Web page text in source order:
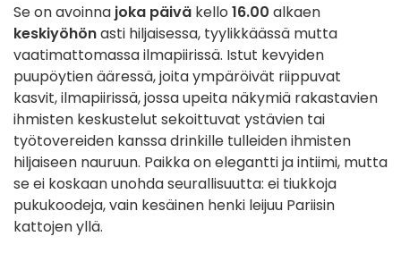
Se on avoinna joka päivä kello 16.00 alkaen
keskiyöhönasti hiljaisessa, tyylikkäässä mutta
vaatimattomassa ilmapiirissä. Istut kevyiden
puupöytien ääressä, joita ympäröivät riippuvat
kasvit, ilmapiirissä, jossa upeita näkymiä rakastavien
ihmisten keskustelut sekoittuvat ystävien tai
työtovereiden kanssa drinkille tulleiden ihmisten
hiljaiseen nauruun. Paikka on elegantti ja intiimi, mutta
se ei koskaan unohda seurallisuutta: ei tiukkoja
pukukoodeja, vain kesäinen henki leijuu Pariisin
kattojen yllä.